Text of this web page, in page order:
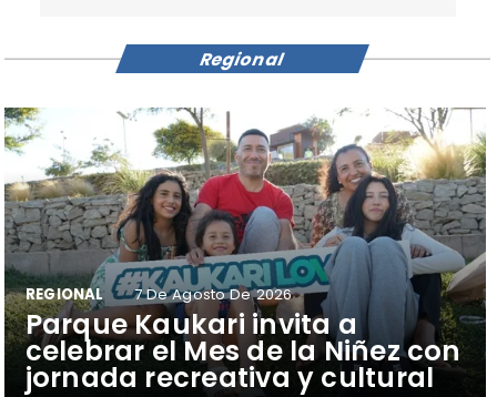
Parque Kaukari invita a
celebrar el Mes de la Niñez con
jornada recreativa y cultural
REGIONAL 7 De Agosto De 2026
Regional